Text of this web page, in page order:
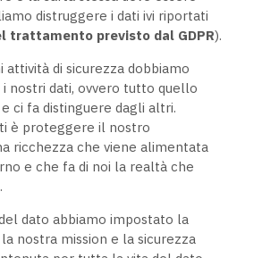
distruggere i dati ivi riportati
trattamento previsto dal GDPR).
attività di sicurezza dobbiamo
nostri dati, ovvero tutto quello
ci fa distinguere dagli altri.
è proteggere il nostro
ricchezza che viene alimentata
e che fa di noi la realtà che
dato abbiamo impostato la
nostra mission e la sicurezza